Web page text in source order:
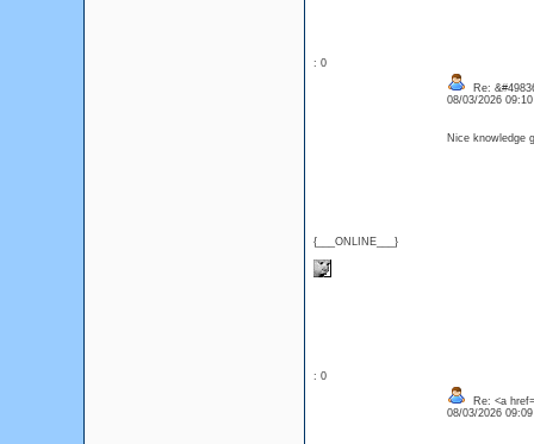
: 0
{___ONLINE___}
Re:
08/03/2026
Nice knowledge
: 0
Re: <a
08/03/2026